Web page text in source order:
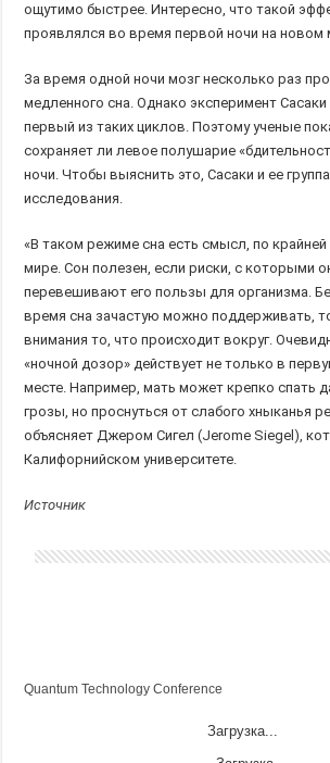
ощутимо быстрее. Интересно, что такой
проявлялся во время первой ночи на новом
За время одной ночи мозг несколько раз
медленного сна. Однако эксперимент
первый из таких циклов. Поэтому ученые
сохраняет ли левое полушарие
ночи. Чтобы выяснить это, Сасаки и ее
исследования.
«В таком режиме сна есть смысл, по
мире. Сон полезен, если риски, с которыми
перевешивают его пользы для организма.
время сна зачастую можно поддерживать,
внимания то, что происходит вокруг.
«ночной дозор» действует не только в
месте. Например, мать может крепко спать
грозы, но проснуться от слабого хныканья
объясняет Джером Сигел (Jerome Siegel),
Калифорнийском университете.
Источник
Quantum Technology Conference
Загрузка...